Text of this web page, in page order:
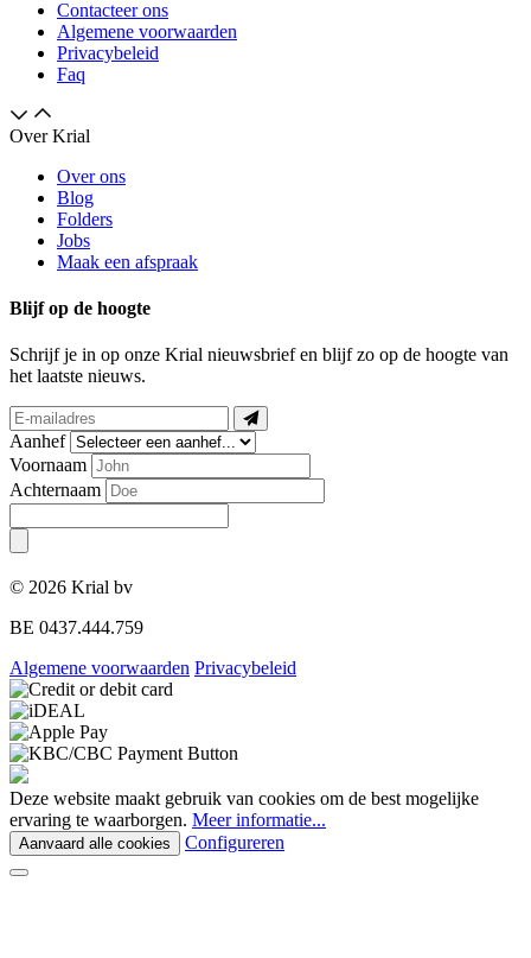
Contacteer ons
Algemene voorwaarden
Privacybeleid
Faq
Over Krial
Over ons
Blog
Folders
Jobs
Maak een afspraak
Blijf op de hoogte
Schrijf je in op onze Krial nieuwsbrief en blijf zo op de hoogte van
het laatste nieuws.
Aanhef
Voornaam
Achternaam
© 2026 Krial bv
BE 0437.444.759
Algemene voorwaarden Privacybeleid
Deze website maakt gebruik van cookies om de best mogelijke
ervaring te waarborgen. Meer informatie...
Aanvaard alle cookies Configureren